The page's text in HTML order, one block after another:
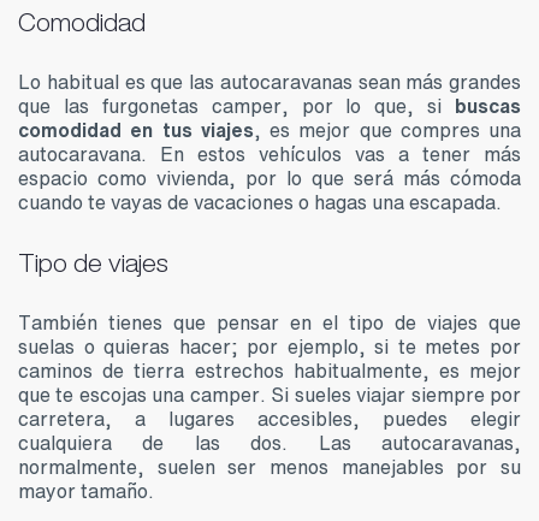
Comodidad
Lo habitual es que las autocaravanas sean más grandes
que las furgonetas camper, por lo que, si buscas
comodidad en tus viajes, es mejor que compres una
autocaravana. En estos vehículos vas a tener más
espacio como vivienda, por lo que será más cómoda
cuando te vayas de vacaciones o hagas una escapada.
Tipo de viajes
También tienes que pensar en el tipo de viajes que
suelas o quieras hacer; por ejemplo, si te metes por
caminos de tierra estrechos habitualmente, es mejor
que te escojas una camper. Si sueles viajar siempre por
carretera, a lugares accesibles, puedes elegir
cualquiera de las dos. Las autocaravanas,
normalmente, suelen ser menos manejables por su
mayor tamaño.